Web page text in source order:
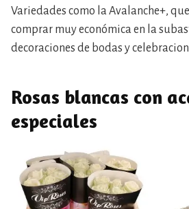
Variedades como la Avalanche+,
comprar muy económica en la
decoraciones de bodas y
Rosas blancas con
especiales